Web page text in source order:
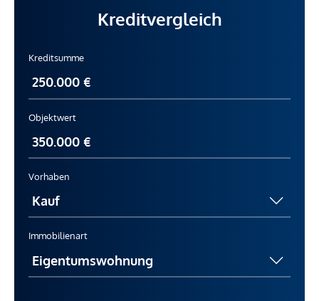
Kreditvergleich
Kreditsumme
Objektwert
Vorhaben
Immobilienart